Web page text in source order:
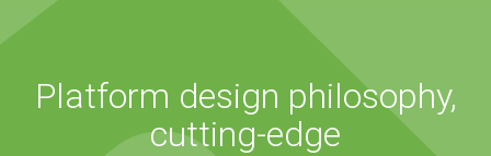
Platform design philosophy,
cutting-edge